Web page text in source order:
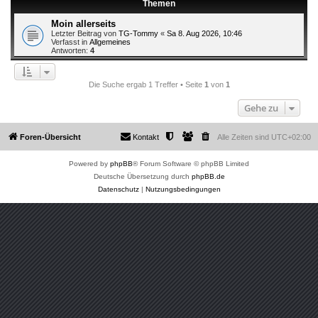
Themen
Moin allerseits
Letzter Beitrag von TG-Tommy « Sa 8. Aug 2026, 10:46
Verfasst in Allgemeines
Antworten: 4
Die Suche ergab 1 Treffer • Seite 1 von 1
Gehe zu
Foren-Übersicht Alle Zeiten sind UTC+02:00
Kontakt
Powered by phpBB® Forum Software © phpBB Limited
Deutsche Übersetzung durch phpBB.de
Datenschutz| Nutzungsbedingungen